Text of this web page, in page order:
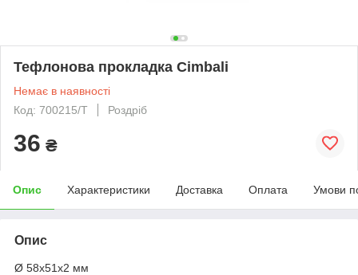
Тефлонова прокладка Cimbali
Немає в наявності
Код: 700215/T
Роздріб
36 ₴
Опис Характеристики Доставка Оплата Умови
Опис
Ø 58x51x2 мм